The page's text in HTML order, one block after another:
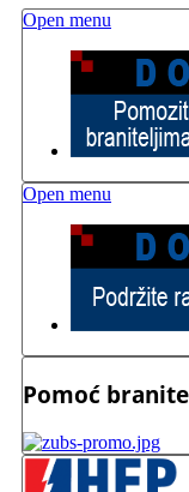
Open menu
Open menu
Pomoć